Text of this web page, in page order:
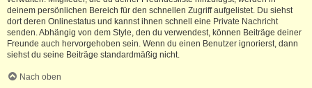
deinem persönlichen Bereich für den schnellen Zugriff aufgelistet. Du siehst
dort deren Onlinestatus und kannst ihnen schnell eine Private Nachricht
senden. Abhängig von dem Style, den du verwendest, können Beiträge deiner
Freunde auch hervorgehoben sein. Wenn du einen Benutzer ignorierst, dann
siehst du seine Beiträge standardmäßig nicht.
Nach oben